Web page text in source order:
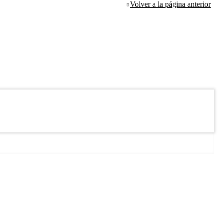
Volver a la página anterior